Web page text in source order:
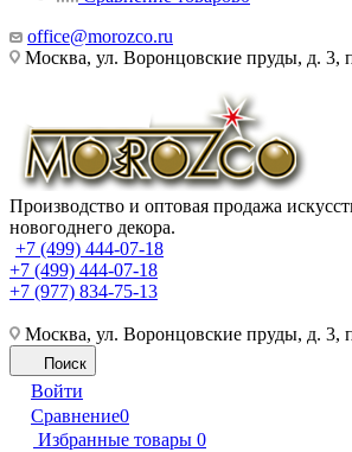
office@morozco.ru
Москва, ул. Воронцовские пруды, д. 3,
Производство и оптовая продажа
новогоднего декора.
+7 (499) 444-07-18
+7 (499) 444-07-18
+7 (977) 834-75-13
Москва, ул. Воронцовские пруды, д. 3,
Поиск
Войти
Сравнение0
Избранные товары 0